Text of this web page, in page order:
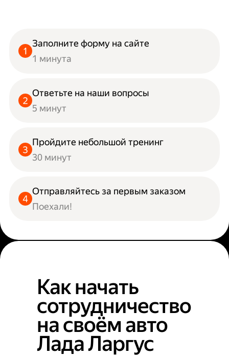
Заполните форму на сайте
1 минута
Ответьте на наши вопросы
5 минут
Пройдите небольшой тренинг
30 минут
Отправляйтесь за первым заказом
Поехали!
Как начать
сотрудничество
на своём авто
Лада Ларгус